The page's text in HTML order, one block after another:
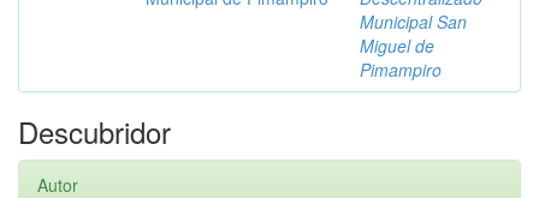
Municipal San
Miguel de
Pimampiro
Descubridor
Autor